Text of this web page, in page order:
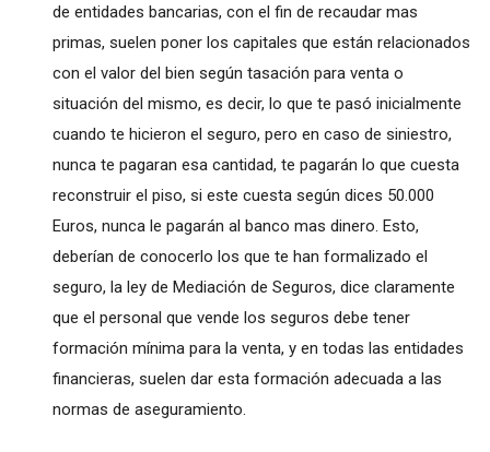
de entidades bancarias, con el fin de recaudar mas
primas, suelen poner los capitales que están relacionados
con el valor del bien según tasación para venta o
situación del mismo, es decir, lo que te pasó inicialmente
cuando te hicieron el seguro, pero en caso de siniestro,
nunca te pagaran esa cantidad, te pagarán lo que cuesta
reconstruir el piso, si este cuesta según dices 50.000
Euros, nunca le pagarán al banco mas dinero. Esto,
deberían de conocerlo los que te han formalizado el
seguro, la ley de Mediación de Seguros, dice claramente
que el personal que vende los seguros debe tener
formación mínima para la venta, y en todas las entidades
financieras, suelen dar esta formación adecuada a las
normas de aseguramiento.